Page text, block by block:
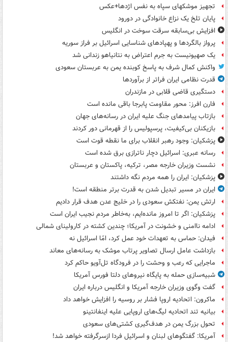
تجهیز موشکهای سپاه به نفس اژدها+عکس
پایان تلخ یک نزاع خانوادگی در دورود
افزایش بی‌سابقه سرقت سوخت در انگلیس
پرواز بالگردها و پهپادهای شناسایی اسرائیل بر فراز سوریه
یک صهیونیست به جرم اعتراض به نتانیاهو زندانی شد
واکنش کمال شرف به پاسخ کوبنده یمن به عربستان سعودی
قدرت نظامی ایران فراتر از برآوردها
دستگیری قاضی قلابی در مازندران
فارن افرز: محور مقاومت پابرجا باقی مانده است
بازتاب پیامدهای جنگ علیه ایران در رسانه‌های جهان
بازیکنان بی‌کیفیت، پرسپولیس را از قهرمانی دور کردند
پزشکیان: وجود رهبر انقلاب برای ما نقطه قوت است
رسانه عبری: اسرائیل دچار ناترازی برق شده است
نشست وزیران خارجه مصر، ترکیه، پاکستان و عربستان
پزشکیان: ایران را همه مردم نگه داشتند
ایران در مسیر تبدیل شدن به قدرت برتر منطقه است!
ارتش یمن: نفتکش سعودی را در خلیج عدن هدف قرار دادیم
پزشکیان: اگر تا امروز مانده‌ایم، به‌خاطر مردم نجیب ایران است
ادامه ناامنی و خشونت در آمریکا؛ چندین کشته در کارولینای شمالی
فیدان: حماس به تعهدات خود عمل کرد، امّا اسرائیل نه
بازداشت عامل ارسال تصاویر پرتاب موشک به رسانه‌های معاند
ماجرایی که رعب و وحشت را در فرودگاه تل‌آویو حاکم کرد
شبیه‌سازی حمله به پایگاه نیروهای دلتا فورس آمریکا
گفت وگوی وزیران خارجه آمریکا و انگلیس درباره ایران
ماکرون: اتحادیه اروپا فشار بر روسیه را افزایش خواهد داد
بیانیه تند اتحادیه لیگ‌های اروپایی علیه اینفانتینو
تحول بزرگ یمن در هدف‌گیری کشتی‌های سعودی
آمریکا: گفتگوهای لبنان و اسرائیل فردا ازسرگرفته خواهد شد!